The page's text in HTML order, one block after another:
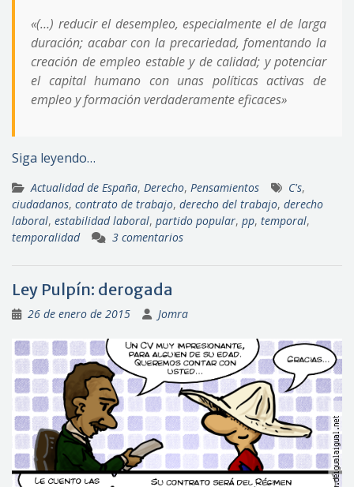
«(…) reducir el desempleo, especialmente el de larga
duración; acabar con la precariedad, fomentando la
creación de empleo estable y de calidad; y potenciar
el capital humano con unas políticas activas de
empleo y formación verdaderamente eficaces»
Siga leyendo…
Actualidad de España, Derecho, Pensamientos C's,
ciudadanos, contrato de trabajo, derecho del trabajo, derecho
laboral, estabilidad laboral, partido popular, pp, temporal,
temporalidad
3 comentarios
Ley Pulpín: derogada
26 de enero de 2015 Jomra